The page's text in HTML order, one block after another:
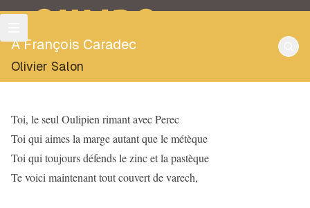
OULIPO
À François Caradec
Olivier Salon
Toi, le seul Oulipien rimant avec Perec
Toi qui aimes la marge autant que le métèque
Toi qui toujours défends le zinc et la pastèque
Te voici maintenant tout couvert de varech,